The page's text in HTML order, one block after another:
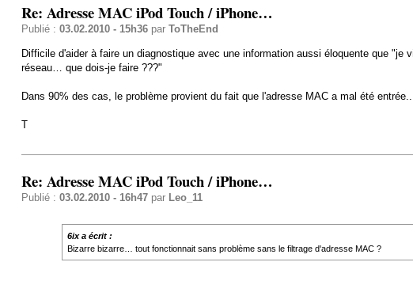
Re: Adresse MAC iPod Touch / iPhone…
Publié : 03.02.2010 - 15h36par ToTheEnd
Difficile d'aider à faire un diagnostique avec une information aussi éloquente que
réseau… que dois-je faire ???"
Dans 90% des cas, le problème provient du fait que l'adresse MAC a mal été entrée...
T
Re: Adresse MAC iPod Touch / iPhone…
Publié : 03.02.2010 - 16h47par Leo_11
6ix a écrit :
Bizarre bizarre… tout fonctionnait sans problème sans le filtrage d'adresse MAC ?